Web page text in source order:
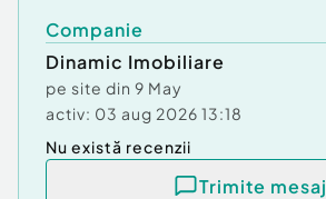
Companie
Dinamic Imobiliare
pe site din 9 May
activ: 03 aug 2026 13:18
Nu există recenzii
Trimite mesaj